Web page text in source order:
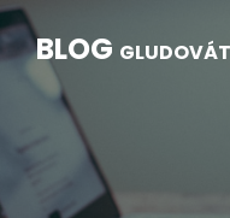
BLOG